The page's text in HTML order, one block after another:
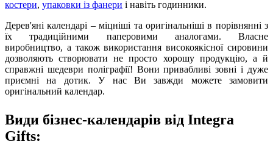
костери, упаковки із фанери і навіть годинники.
Дерев'яні календарі – міцніші та оригінальніші в порівнянні з
їх традиційними паперовими аналогами. Власне
виробництво, а також використання високоякісної сировини
дозволяють створювати не просто хорошу продукцію, а й
справжні шедеври поліграфії! Вони привабливі зовні і дуже
приємні на дотик. У нас Ви завжди можете замовити
оригінальний календар.
Види бізнес-календарів від Integra
Gifts: